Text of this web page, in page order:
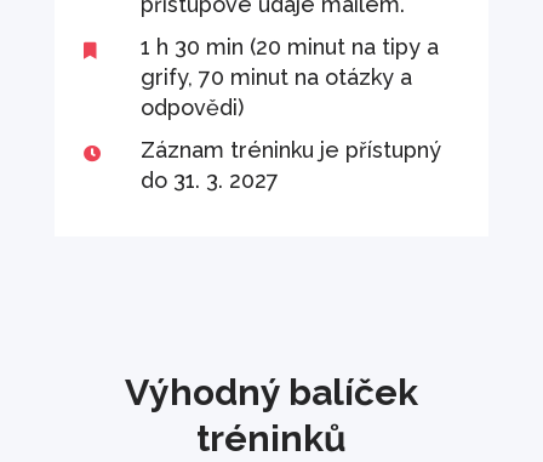

1 h 30 min (20 minut na tipy a
grify, 70 minut na otázky a
odpovědi)

Záznam tréninku je přístupný
do 31. 3. 2027
Výhodný balíček
tréninků